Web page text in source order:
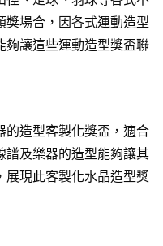
獎場合，因各式運動造型
夠讓這些運動造型獎盃聯
的造型客製化獎盃，適合
譜及樂器的造型能夠讓其
展現此客製化水晶造型獎